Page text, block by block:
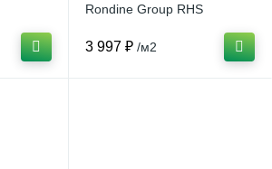
Rondine Group RHS
3 997 ₽ /м2